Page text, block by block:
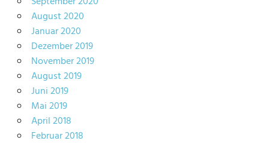
August 2020
Januar 2020
Dezember 2019
November 2019
August 2019
Juni 2019
Mai 2019
April 2018
Februar 2018